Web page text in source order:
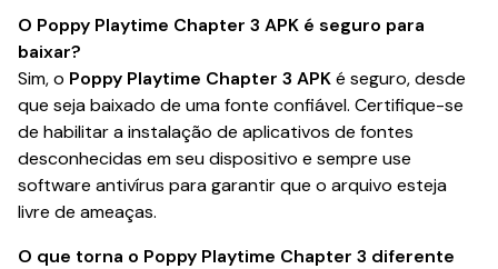
O Poppy Playtime Chapter 3 APK é seguro para
baixar?
Sim, o Poppy Playtime Chapter 3 APKé seguro, desde
que seja baixado de uma fonte confiável. Certifique-se
de habilitar a instalação de aplicativos de fontes
desconhecidas em seu dispositivo e sempre use
software antivírus para garantir que o arquivo esteja
livre de ameaças.
O que torna o Poppy Playtime Chapter 3 diferente